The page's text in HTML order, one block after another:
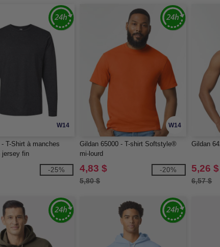
W14
- T-Shirt à manches
jersey fin
-25%
W14
Gildan 65000 - T-shirt Softstyle®
mi-lourd
4,83 $
5,80 $
-20%
Gildan
5,26 $
6,57 $